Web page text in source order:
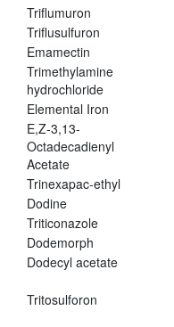
Triflumuron
Triflusulfuron
Emamectin
Trimethylamine
hydrochloride
Elemental Iron
E,Z-3,13-
Octadecadienyl
Acetate
Trinexapac-ethyl
Dodine
Triticonazole
Dodemorph
Dodecyl acetate
Tritosulforon